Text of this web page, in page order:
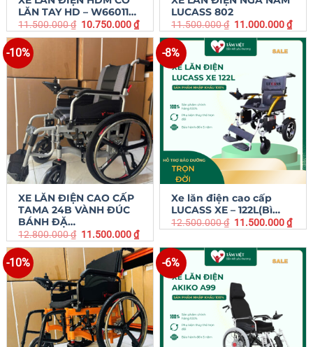
LĂN TAY HD – W66011…
11.500.000₫ 10.750.000₫
LUCASS 802
11.500.000₫ 11.000.000₫
-10%
XE LĂN ĐIỆN CAO CẤP
TAMA 24B VÀNH ĐÚC
BÁNH ĐẶ…
12.800.000₫ 11.500.000₫
-8%
Xe lăn điện cao cấp
LUCASS XE – 122L(Bì…
12.500.000₫ 11.500.000₫
-10% -6%